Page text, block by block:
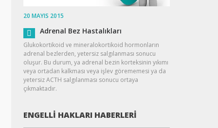
20 MAYIS 2015
Adrenal Bez Hastalıkları
Glukokortikoid ve mineralokortikoid hormonların
adrenal bezlerden, yetersiz salgılanması sonucu
oluşur. Bu durum, ya adrenal bezin korteksinin yıkımı
veya ortadan kalkması veya işlev görememesi ya da
yetersiz ACTH salgılanması sonucu ortaya
çıkmaktadır.
ENGELLI HAKLARI HABERLERI